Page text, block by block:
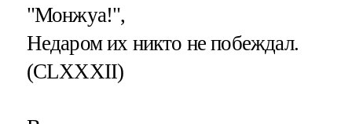
"Монжуа!",
Недаром их никто не побеждал.
(CLXXXII)